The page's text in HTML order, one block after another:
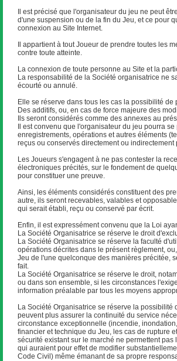
Il est précisé que l'organisateur du jeu ne peut
d'une suspension ou de la fin du Jeu, et ce pour
connexion au Site Internet.
Il appartient à tout Joueur de prendre toutes les
contre toute atteinte.
La connexion de toute personne au Site et la
La responsabilité de la Société organisatrice ne
écourté ou annulé.
Elle se réserve dans tous les cas la possibilité
Des additifs, ou, en cas de force majeure des
Ils seront considérés comme des annexes au
Il est convenu que l'organisateur du jeu pourra
enregistrements, opérations et autres éléments
reçus ou conservés directement ou
Les Joueurs s'engagent à ne pas contester la
électroniques précités, sur le fondement de
pour constituer une preuve.
Ainsi, les éléments considérés constituent des
autre, ils seront recevables, valables et
qui serait établi, reçu ou conservé par écrit.
Enfin, il est expressément convenu que la Loi
La Société Organisatrice se réserve le droit
La Société Organisatrice se réserve la faculté
opérations décrites dans le présent règlement,
Jeu de l'une quelconque des manières précitée,
fait.
La Société Organisatrice se réserve le droit,
ou dans son ensemble, si les circonstances
information préalable par tous les moyens
La Société Organisatrice se réserve la
peuvent plus assurer la continuité du service
circonstance exceptionnelle (incendie,
financier et technique du Jeu, les cas de rupture
sécurité existant sur le marché ne permettent
qui auraient pour effet de modifier
Code Civil) même émanant de sa propre